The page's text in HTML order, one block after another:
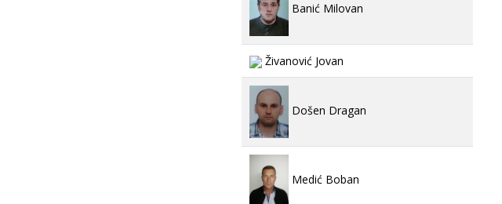
Banić Milovan
Živanović Jovan
Došen Dragan
Medić Boban